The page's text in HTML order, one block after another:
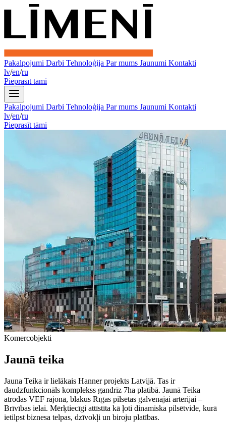
Pakalpojumi Darbi Tehnoloģija Par mums Jaunumi Kontakti
lv/en/ru
Pieprasīt tāmi
Pakalpojumi Darbi Tehnoloģija Par mums Jaunumi Kontakti
lv/en/ru
Pieprasīt tāmi
Komercobjekti
Jaunā teika
Jauna Teika ir lielākais Hanner projekts Latvijā. Tas ir
daudzfunkcionāls komplekss gandrīz 7ha platībā. Jaunā Teika
atrodas VEF rajonā, blakus Rīgas pilsētas galvenajai artērijai –
Brīvības ielai. Mērķtiecīgi attīstīta kā ļoti dinamiska pilsētvide, kurā
ietilpst biznesa telpas, dzīvokļi un biroju platības.